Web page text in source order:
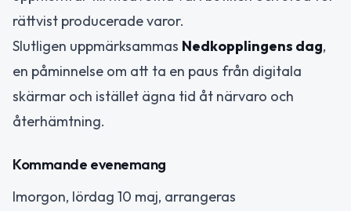
rättvist producerade varor.
Slutligen uppmärksammas Nedkopplingens dag,
en påminnelse om att ta en paus från digitala
skärmar och istället ägna tid åt närvaro och
återhämtning.
Kommande evenemang
Imorgon, lördag 10 maj, arrangeras